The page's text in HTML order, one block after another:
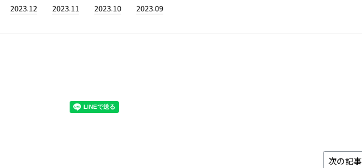
2023.12 2023.11 2023.10 2023.09
次の記事